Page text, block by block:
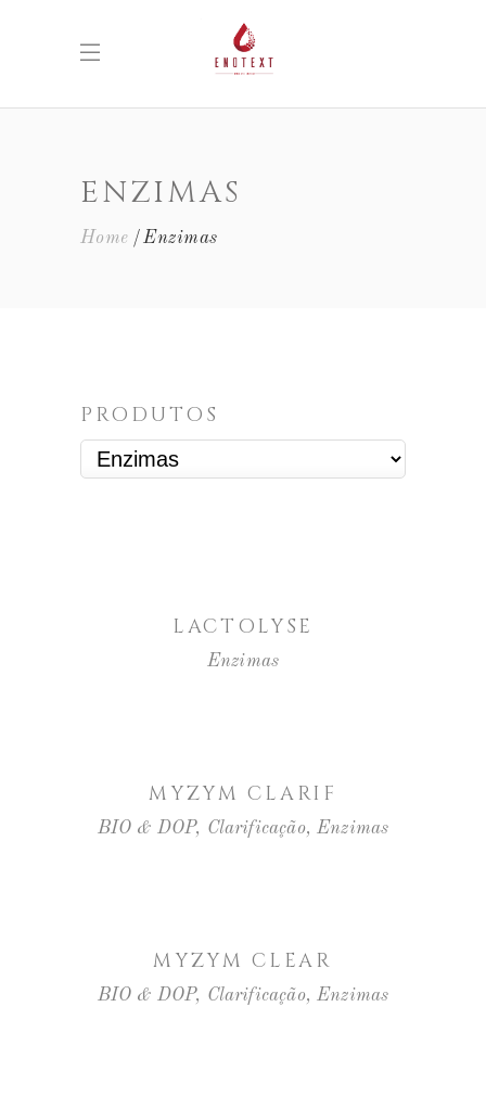
ENZIMAS
Home Enzimas
PRODUTOS
LACTOLYSE
Enzimas
MYZYM CLARIF
BIO & DOP, Clarificação,Enzimas
MYZYM CLEAR
BIO & DOP, Clarificação,Enzimas